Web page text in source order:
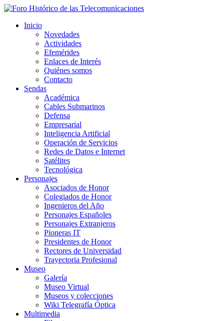
Inicio
Novedades
Actividades
Efemérides
Enlaces de Interés
Quiénes somos
Contacto
Sendas
Académica
Cables Submarinos
Defensa
Empresarial
Inteligencia Artificial
Operación de Servicios
Redes de Datos e Internet
Satélites
Tecnológica
Personajes
Asociados de Honor
Colegiados de Honor
Ingenieros del Año
Personajes Españoles
Personajes Extranjeros
Pioneras IT
Presidentes de Honor
Rectores de Universidad
Trayectoria Profesional
Museo
Galería
Museo Virtual
Museos y colecciones
Wiki Telegrafía Óptica
Multimedia